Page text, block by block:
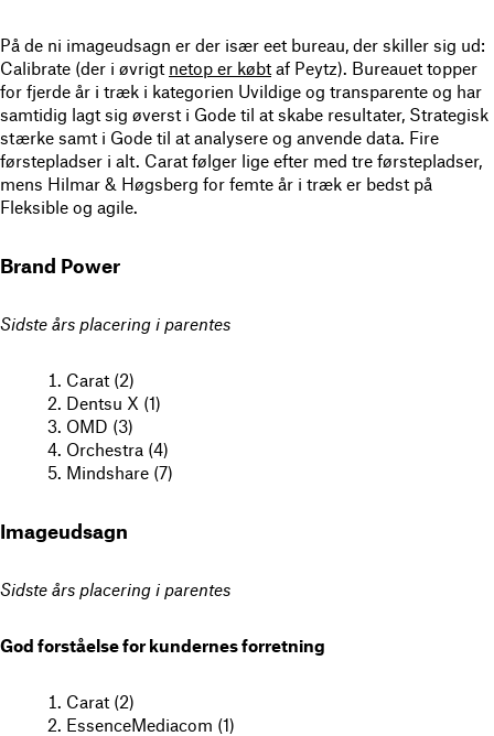
På de ni imageudsagn er der især eet bureau, der skiller sig ud:
Calibrate (der i øvrigt netop er købt af Peytz). Bureauet topper
for fjerde år i træk i kategorien Uvildige og transparente og har
samtidig lagt sig øverst i Gode til at skabe resultater, Strategisk
stærke samt i Gode til at analysere og anvende data. Fire
førstepladser i alt. Carat følger lige efter med tre førstepladser,
mens Hilmar & Høgsberg for femte år i træk er bedst på
Fleksible og agile.
Brand Power
Sidste års placering i parentes
Carat (2)
Dentsu X (1)
OMD (3)
Orchestra (4)
Mindshare (7)
Imageudsagn
Sidste års placering i parentes
God forståelse for kundernes forretning
Carat (2)
EssenceMediacom (1)